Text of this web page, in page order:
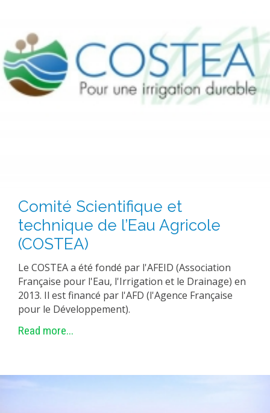
Comité Scientifique et
technique de l’Eau Agricole
(COSTEA)
Le COSTEA a été fondé par l'AFEID (Association
Française pour l'Eau, l'Irrigation et le Drainage) en
2013. Il est financé par l'AFD (l'Agence Française
pour le Développement).
Read more...